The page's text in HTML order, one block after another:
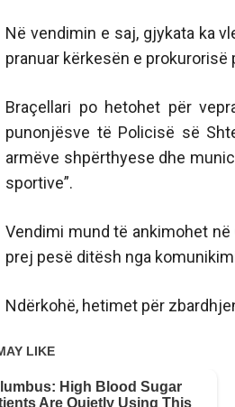
Në vendimin e saj, gjykata ka
pranuar kërkesën e
Braçellari po hetohet për
punonjësve të Policisë së
armëve shpërthyese dhe
sportive”.
Vendimi mund të ankimohet
prej pesë ditësh nga
Ndërkohë, hetimet për